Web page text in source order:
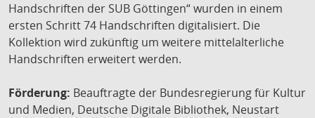
Handschriften der SUB Göttingen“ wurden in einem
ersten Schritt 74 Handschriften digitalisiert. Die
Kollektion wird zukünftig um weitere mittelalterliche
Handschriften erweitert werden.
Förderung: Beauftragte der Bundesregierung für Kultur
und Medien, Deutsche Digitale Bibliothek, Neustart